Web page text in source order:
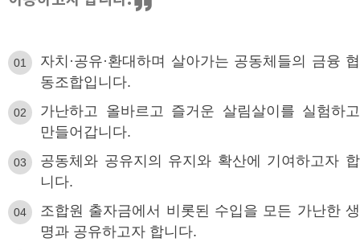
자치·공유·환대하며 살아가는 공동체들의 금융 협
동조합입니다.
가난하고 올바르고 즐거운 살림살이를 실험하고
만들어갑니다.
공동체와 공유지의 유지와 확산에 기여하고자 합
니다.
조합원 출자금에서 비롯된 수입을 모든 가난한 생
명과 공유하고자 합니다.